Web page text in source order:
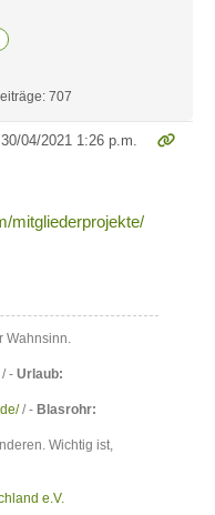
707
30/04/2021 1:26 p.m.
mitgliederprojekte/
Wahnsinn.
/ - Urlaub:
/ - Blasrohr:
Wichtig ist,
e.V.